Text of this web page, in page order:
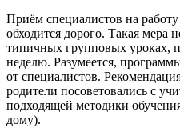
Приём специалистов на
обходится дорого. Такая мера
типичных групповых уроках,
неделю. Разумеется,
от специалистов.
родители посоветовались с
подходящей методики
дому).